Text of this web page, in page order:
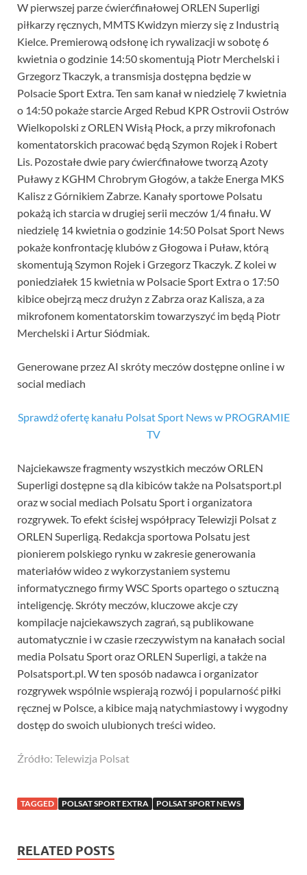
W pierwszej parze ćwierćfinałowej ORLEN Superligi
piłkarzy ręcznych, MMTS Kwidzyn mierzy się z Industrią
Kielce. Premierową odsłonę ich rywalizacji w sobotę 6
kwietnia o godzinie 14:50 skomentują Piotr Merchelski i
Grzegorz Tkaczyk, a transmisja dostępna będzie w
Polsacie Sport Extra. Ten sam kanał w niedzielę 7 kwietnia
o 14:50 pokaże starcie Arged Rebud KPR Ostrovii Ostrów
Wielkopolski z ORLEN Wisłą Płock, a przy mikrofonach
komentatorskich pracować będą Szymon Rojek i Robert
Lis. Pozostałe dwie pary ćwierćfinałowe tworzą Azoty
Puławy z KGHM Chrobrym Głogów, a także Energa MKS
Kalisz z Górnikiem Zabrze. Kanały sportowe Polsatu
pokażą ich starcia w drugiej serii meczów 1/4 finału. W
niedzielę 14 kwietnia o godzinie 14:50 Polsat Sport News
pokaże konfrontację klubów z Głogowa i Puław, którą
skomentują Szymon Rojek i Grzegorz Tkaczyk. Z kolei w
poniedziałek 15 kwietnia w Polsacie Sport Extra o 17:50
kibice obejrzą mecz drużyn z Zabrza oraz Kalisza, a za
mikrofonem komentatorskim towarzyszyć im będą Piotr
Merchelski i Artur Siódmiak.
Generowane przez AI skróty meczów dostępne online i w
social mediach
Sprawdź ofertę kanału Polsat Sport News w PROGRAMIE
TV
Najciekawsze fragmenty wszystkich meczów ORLEN
Superligi dostępne są dla kibiców także na Polsatsport.pl
oraz w social mediach Polsatu Sport i organizatora
rozgrywek. To efekt ścisłej współpracy Telewizji Polsat z
ORLEN Superligą. Redakcja sportowa Polsatu jest
pionierem polskiego rynku w zakresie generowania
materiałów wideo z wykorzystaniem systemu
informatycznego firmy WSC Sports opartego o sztuczną
inteligencję. Skróty meczów, kluczowe akcje czy
kompilacje najciekawszych zagrań, są publikowane
automatycznie i w czasie rzeczywistym na kanałach social
media Polsatu Sport oraz ORLEN Superligi, a także na
Polsatsport.pl. W ten sposób nadawca i organizator
rozgrywek wspólnie wspierają rozwój i popularność piłki
ręcznej w Polsce, a kibice mają natychmiastowy i wygodny
dostęp do swoich ulubionych treści wideo.
Źródło: Telewizja Polsat
TAGGED POLSAT SPORT EXTRA POLSAT SPORT NEWS
RELATED POSTS